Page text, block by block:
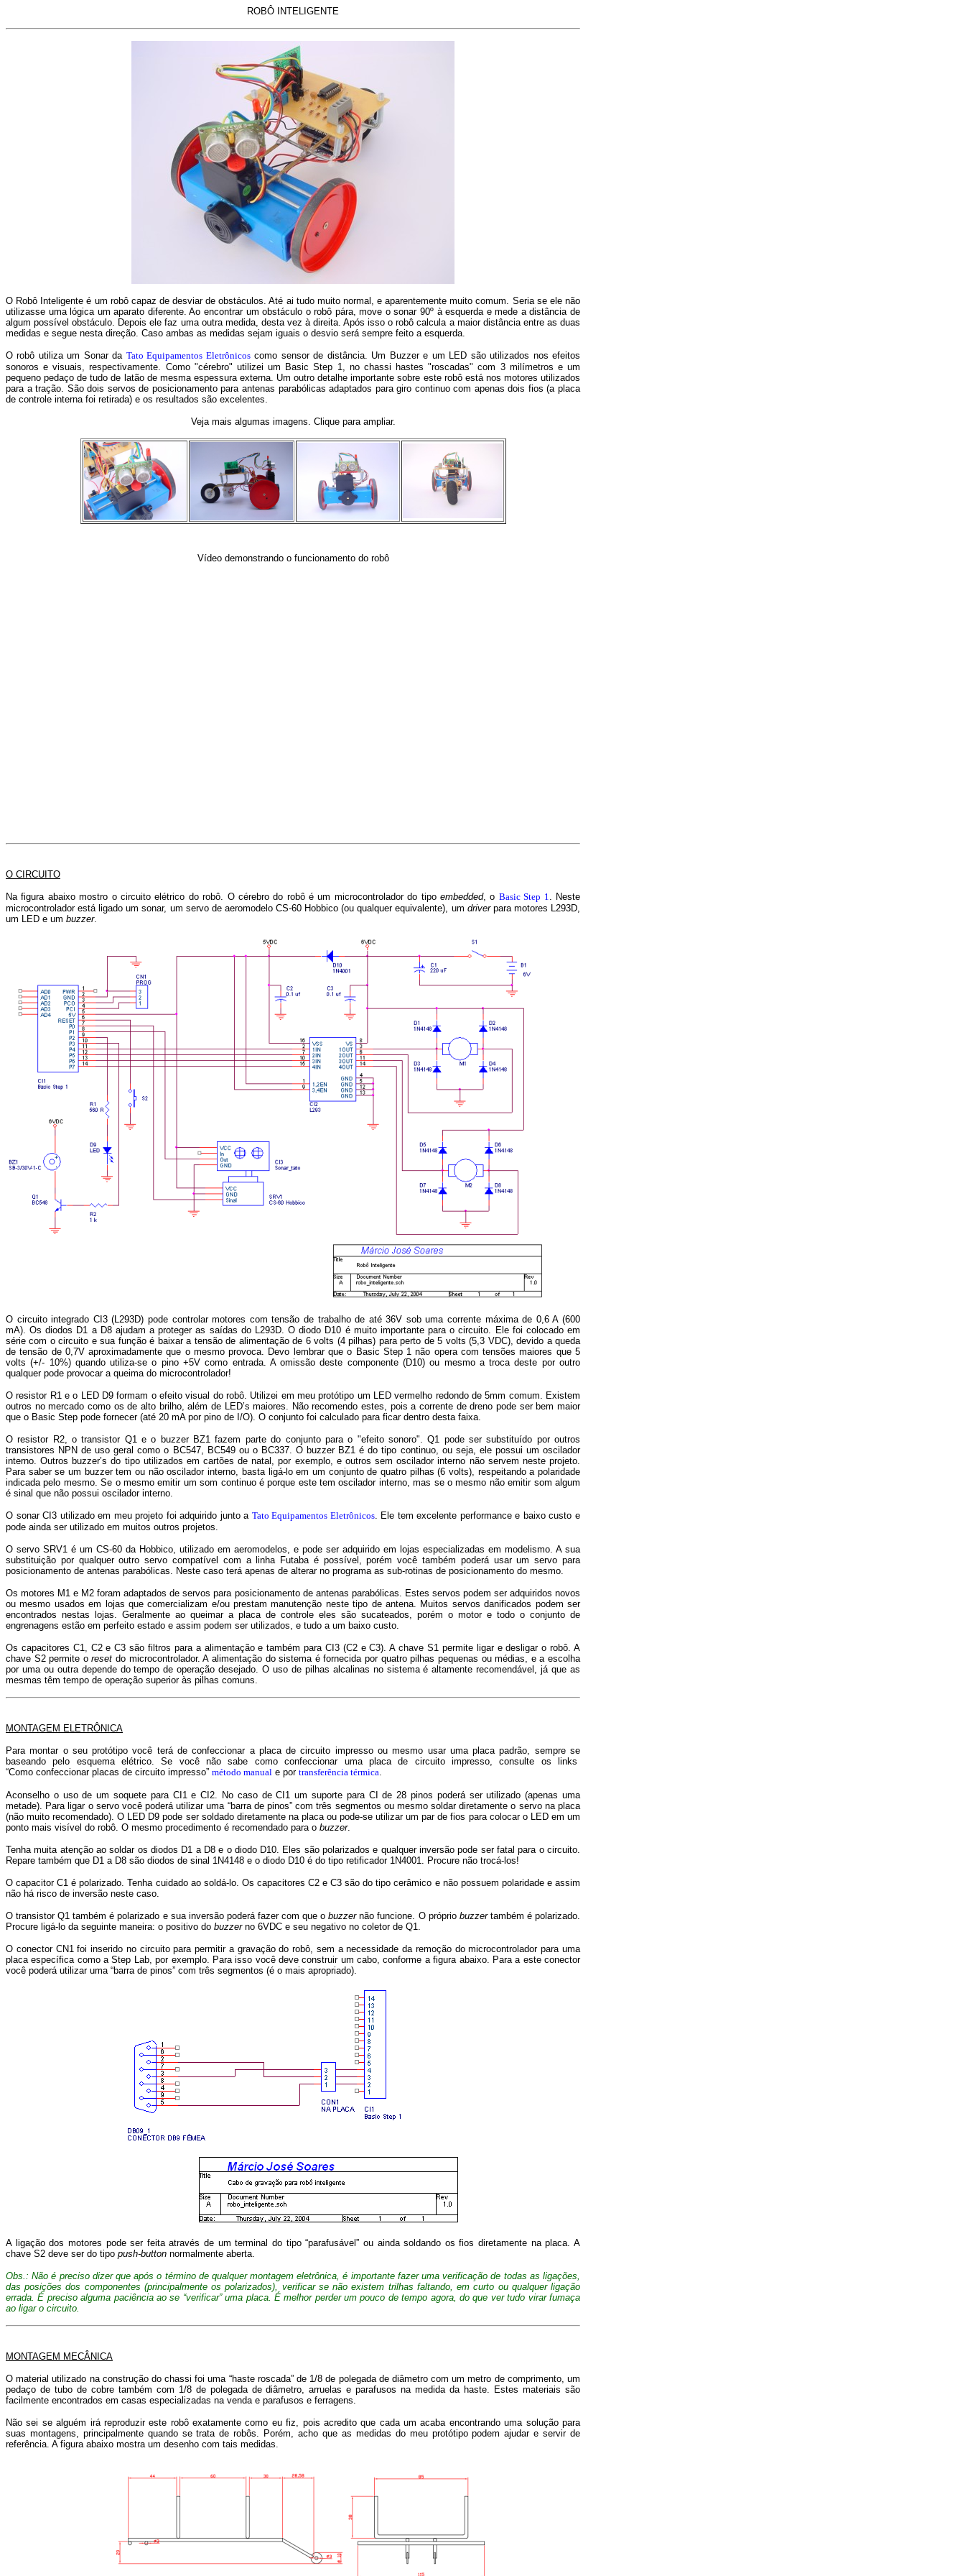
ROBÔ INTELIGENTE
O Robô Inteligente é um robô capaz de desviar de obstáculos. Até ai tudo muito normal, e aparentemente muito comum. Seria se ele não
utilizasse uma lógica um aparato diferente. Ao encontrar um obstáculo o robô pára, move o sonar 90º à esquerda e mede a distância de
algum possível obstáculo. Depois ele faz uma outra medida, desta vez à direita. Após isso o robô calcula a maior distância entre as duas
medidas e segue nesta direção. Caso ambas as medidas sejam iguais o desvio será sempre feito a esquerda.
O robô utiliza um Sonar da Tato Equipamentos Eletrônicoscomo sensor de distância. Um Buzzer e um LED são utilizados nos efeitos
sonoros e visuais, respectivamente. Como "cérebro" utilizei um Basic Step 1, no chassi hastes "roscadas" com 3 milímetros e um
pequeno pedaço de tudo de latão de mesma espessura externa. Um outro detalhe importante sobre este robô está nos motores utilizados
para a tração. São dois servos de posicionamento para antenas parabólicas adaptados para giro continuo com apenas dois fios (a placa
de controle interna foi retirada) e os resultados são excelentes.
Veja mais algumas imagens. Clique para ampliar.
Vídeo demonstrando o funcionamento do robô
O CIRCUITO
Na figura abaixo mostro o circuito elétrico do robô. O cérebro do robô é um microcontrolador do tipoembedded, o Basic Step 1. Neste
microcontrolador está ligado um sonar, um servo de aeromodelo CS-60 Hobbico (ou qualquer equivalente), um driverpara motores L293D,
um LED e um buzzer.
O circuito integrado CI3 (L293D) pode controlar motores com tensão de trabalho de até 36V sob uma corrente máxima de 0,6 A (600
mA). Os diodos D1 a D8 ajudam a proteger as saídas do L293D. O diodo D10 é muito importante para o circuito. Ele foi colocado em
série com o circuito e sua função é baixar a tensão de alimentação de 6 volts (4 pilhas) para perto de 5 volts (5,3 VDC), devido a queda
de tensão de 0,7V aproximadamente que o mesmo provoca. Devo lembrar que o Basic Step 1 não opera com tensões maiores que 5
volts (+/- 10%) quando utiliza-se o pino +5V como entrada. A omissão deste componente (D10) ou mesmo a troca deste por outro
qualquer pode provocar a queima do microcontrolador!
O resistor R1 e o LED D9 formam o efeito visual do robô. Utilizei em meu protótipo um LED vermelho redondo de 5mm comum. Existem
outros no mercado como os de alto brilho, além de LED’s maiores. Não recomendo estes, pois a corrente de dreno pode ser bem maior
que o Basic Step pode fornecer (até 20 mA por pino de I/O). O conjunto foi calculado para ficar dentro desta faixa.
O resistor R2, o transistor Q1 e o buzzer BZ1 fazem parte do conjunto para o "efeito sonoro". Q1 pode ser substituído por outros
transistores NPN de uso geral como o BC547, BC549 ou o BC337. O buzzer BZ1 é do tipo continuo, ou seja, ele possui um oscilador
interno. Outros buzzer’s do tipo utilizados em cartões de natal, por exemplo, e outros sem oscilador interno não servem neste projeto.
Para saber se um buzzer tem ou não oscilador interno, basta ligá-lo em um conjunto de quatro pilhas (6 volts), respeitando a polaridade
indicada pelo mesmo. Se o mesmo emitir um som continuo é porque este tem oscilador interno, mas se o mesmo não emitir som algum
é sinal que não possui oscilador interno.
O sonar CI3 utilizado em meu projeto foi adquirido junto a Tato Equipamentos Eletrônicos. Ele tem excelente performance e baixo custo e
pode ainda ser utilizado em muitos outros projetos.
O servo SRV1 é um CS-60 da Hobbico, utilizado em aeromodelos, e pode ser adquirido em lojas especializadas em modelismo. A sua
substituição por qualquer outro servo compatível com a linha Futaba é possível, porém você também poderá usar um servo para
posicionamento de antenas parabólicas. Neste caso terá apenas de alterar no programa as sub-rotinas de posicionamento do mesmo.
Os motores M1 e M2 foram adaptados de servos para posicionamento de antenas parabólicas. Estes servos podem ser adquiridos novos
ou mesmo usados em lojas que comercializam e/ou prestam manutenção neste tipo de antena. Muitos servos danificados podem ser
encontrados nestas lojas. Geralmente ao queimar a placa de controle eles são sucateados, porém o motor e todo o conjunto de
engrenagens estão em perfeito estado e assim podem ser utilizados, e tudo a um baixo custo.
Os capacitores C1, C2 e C3 são filtros para a alimentação e também para CI3 (C2 e C3). A chave S1 permite ligar e desligar o robô. A
chave S2 permite oreset do microcontrolador. A alimentação do sistema é fornecida por quatro pilhas pequenas ou médias, e a escolha
por uma ou outra depende do tempo de operação desejado. O uso de pilhas alcalinas no sistema é altamente recomendável, já que as
mesmas têm tempo de operação superior às pilhas comuns.
MONTAGEM ELETRÔNICA
Para montar o seu protótipo você terá de confeccionar a placa de circuito impresso ou mesmo usar uma placa padrão, sempre se
baseando pelo esquema elétrico. Se você não sabe como confeccionar uma placa de circuito impresso, consulte os links
“Como confeccionar placas de circuito impresso” método manual e por transferência térmica.
Aconselho o uso de um soquete para CI1 e CI2. No caso de CI1 um suporte para CI de 28 pinos poderá ser utilizado (apenas uma
metade). Para ligar o servo você poderá utilizar uma “barra de pinos” com três segmentos ou mesmo soldar diretamente o servo na placa
(não muito recomendado). O LED D9 pode ser soldado diretamente na placa ou pode-se utilizar um par de fios para colocar o LED em um
ponto mais visível do robô. O mesmo procedimento é recomendado para o buzzer.
Tenha muita atenção ao soldar os diodos D1 a D8 e o diodo D10. Eles são polarizados e qualquer inversão pode ser fatal para o circuito.
Repare também que D1 a D8 são diodos de sinal 1N4148 e o diodo D10 é do tipo retificador 1N4001. Procure não trocá-los!
O capacitor C1 é polarizado. Tenha cuidado ao soldá-lo. Os capacitores C2 e C3 são do tipo cerâmico e não possuem polaridade e assim
não há risco de inversão neste caso.
O transistor Q1 também é polarizado e sua inversão poderá fazer com que obuzzernão funcione. O próprio buzzertambém é polarizado.
Procure ligá-lo da seguinte maneira: o positivo do buzzerno 6VDC e seu negativo no coletor de Q1.
O conector CN1 foi inserido no circuito para permitir a gravação do robô, sem a necessidade da remoção do microcontrolador para uma
placa específica como a Step Lab, por exemplo. Para isso você deve construir um cabo, conforme a figura abaixo. Para a este conector
você poderá utilizar uma “barra de pinos” com três segmentos (é o mais apropriado).
A ligação dos motores pode ser feita através de um terminal do tipo “parafusável” ou ainda soldando os fios diretamente na placa. A
chave S2 deve ser do tipo push-button normalmente aberta.
Obs.: Não é preciso dizer que após o término de qualquer montagem eletrônica, é importante fazer uma verificação de todas as ligações,
das posições dos componentes (principalmente os polarizados), verificar se não existem trilhas faltando, em curto ou qualquer ligação
errada. É preciso alguma paciência ao se “verificar” uma placa. É melhor perder um pouco de tempo agora, do que ver tudo virar fumaça
ao ligar o circuito.
MONTAGEM MECÂNICA
O material utilizado na construção do chassi foi uma “haste roscada” de 1/8 de polegada de diâmetro com um metro de comprimento, um
pedaço de tubo de cobre também com 1/8 de polegada de diâmetro, arruelas e parafusos na medida da haste. Estes materiais são
facilmente encontrados em casas especializadas na venda e parafusos e ferragens.
Não sei se alguém irá reproduzir este robô exatamente como eu fiz, pois acredito que cada um acaba encontrando uma solução para
suas montagens, principalmente quando se trata de robôs. Porém, acho que as medidas do meu protótipo podem ajudar e servir de
referência. A figura abaixo mostra um desenho com tais medidas.